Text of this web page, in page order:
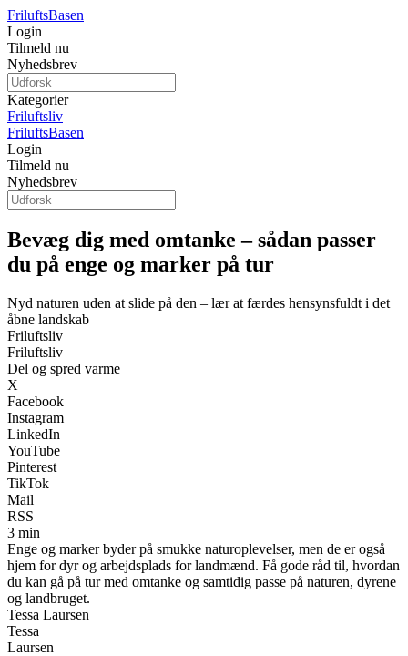
FriluftsBasen
Login
Tilmeld nu
Nyhedsbrev
Kategorier
Friluftsliv
FriluftsBasen
Login
Tilmeld nu
Nyhedsbrev
Bevæg dig med omtanke – sådan passer
du på enge og marker på tur
Nyd naturen uden at slide på den – lær at færdes hensynsfuldt i det
åbne landskab
Friluftsliv
Friluftsliv
Del og spred varme
X
Facebook
Instagram
LinkedIn
YouTube
Pinterest
TikTok
Mail
RSS
3 min
Enge og marker byder på smukke naturoplevelser, men de er også
hjem for dyr og arbejdsplads for landmænd. Få gode råd til, hvordan
du kan gå på tur med omtanke og samtidig passe på naturen, dyrene
og landbruget.
Tessa Laursen
Tessa
Laursen